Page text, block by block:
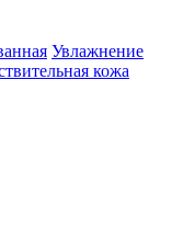
Увлажнение
кожа